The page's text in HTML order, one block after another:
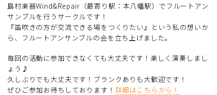
島村楽器Wind&Repair（最寄り駅：本八幡駅）でフルートアン
サンブルを行うサークルです！
『笛吹きの方が交流できる場をつくりたい』という私の想いか
ら、フルートアンサンブルの会を立ち上げました。
毎回の活動に参加できなくても大丈夫です！楽しく演奏しまし
ょう♪
久しぶりでも大丈夫です！ブランクありも大歓迎です！
ぜひご参加お待ちしております！ 詳細はこちらから！